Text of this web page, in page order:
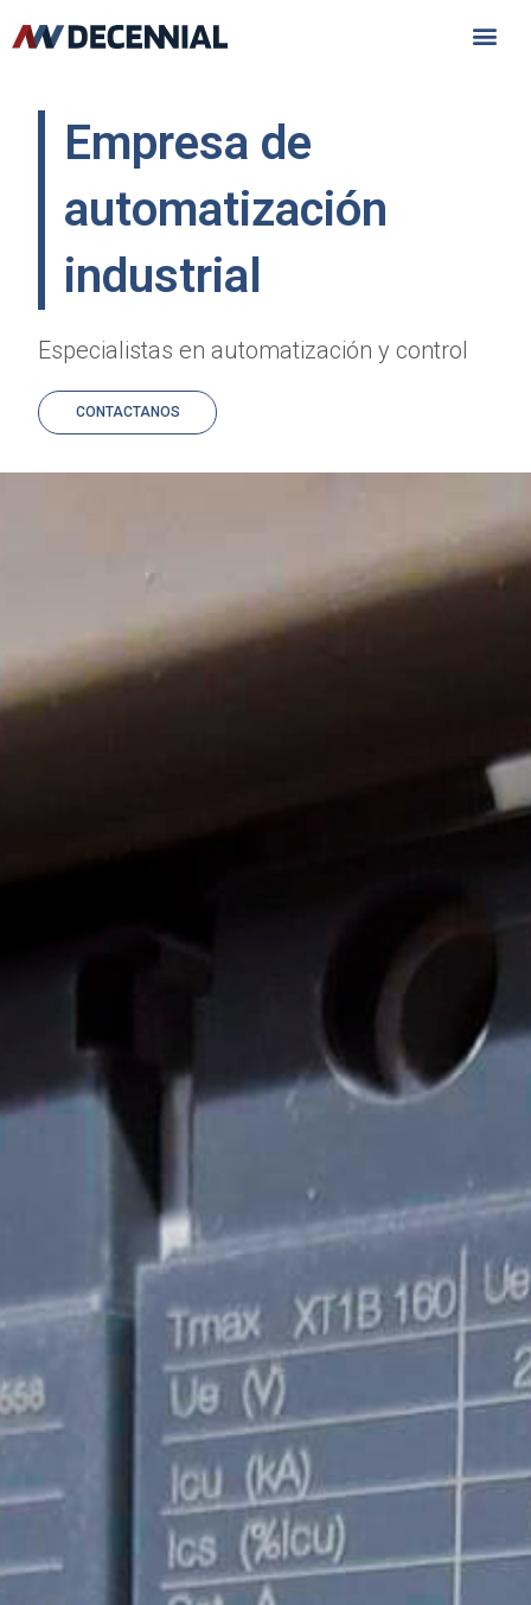
Empresa de
automatización
industrial
Especialistas en automatización y control
CONTACTANOS